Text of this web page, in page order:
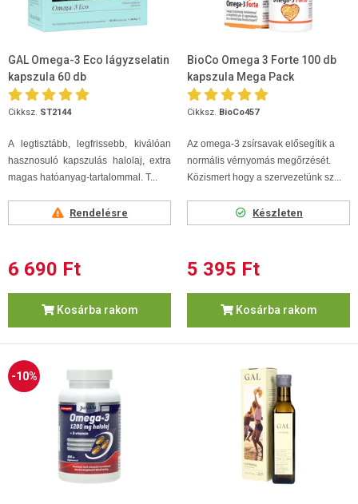
GAL Omega-3 Eco lágyzselatin
kapszula 60 db
Cikksz. ST2144
A legtisztább, legfrissebb, kiválóan
hasznosuló kapszulás halolaj, extra
magas hatóanyag-tartalommal. T...
Rendelésre
6 690 Ft
Kosárba rakom
BioCo Omega 3 Forte 100 db
kapszula Mega Pack
Cikksz. BioCo457
Az omega-3 zsírsavak elősegítik a
normális vérnyomás megőrzését.
Közismert hogy a szervezetünk sz...
Készleten
5 395 Ft
Kosárba rakom
-10%